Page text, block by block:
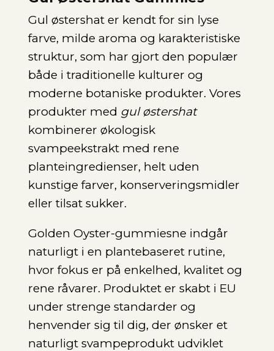
Gul østershat er kendt for sin lyse
farve, milde aroma og karakteristiske
struktur, som har gjort den populær
både i traditionelle kulturer og
moderne botaniske produkter. Vores
produkter med gul østershat
kombinerer økologisk
svampeekstrakt med rene
planteingredienser, helt uden
kunstige farver, konserveringsmidler
eller tilsat sukker.
Golden Oyster-gummiesne indgår
naturligt i en plantebaseret rutine,
hvor fokus er på enkelhed, kvalitet og
rene råvarer. Produktet er skabt i EU
under strenge standarder og
henvender sig til dig, der ønsker et
naturligt svampeprodukt udviklet